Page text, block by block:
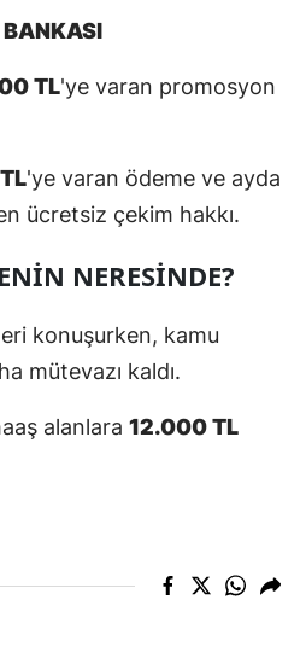
Osmaniye
Düzce
TL'ye varan promosyon
'ye varan ödeme ve ayda
ücretsiz çekim hakkı.
NERESİNDE?
konuşurken, kamu
mütevazı kaldı.
alanlara 12.000 TL